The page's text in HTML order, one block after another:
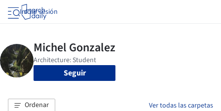
Iniciar sesión
Seguir
Ordenar Ver todas las carpetas